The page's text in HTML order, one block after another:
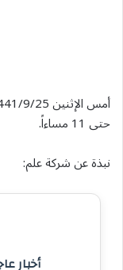
حتى 11 مساءاً.
نبذة عن شركة علم:
أخبار